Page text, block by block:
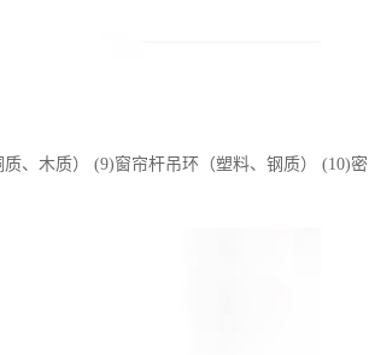
、木质） (9)窗帘杆吊环（塑料、钢质） (10)密